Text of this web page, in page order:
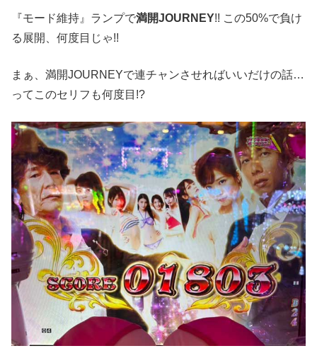
『モード維持』ランプで満開JOURNEY!! この50%で負け
る展開、何度目じゃ!!
まぁ、満開JOURNEYで連チャンさせればいいだけの話…
ってこのセリフも何度目!?